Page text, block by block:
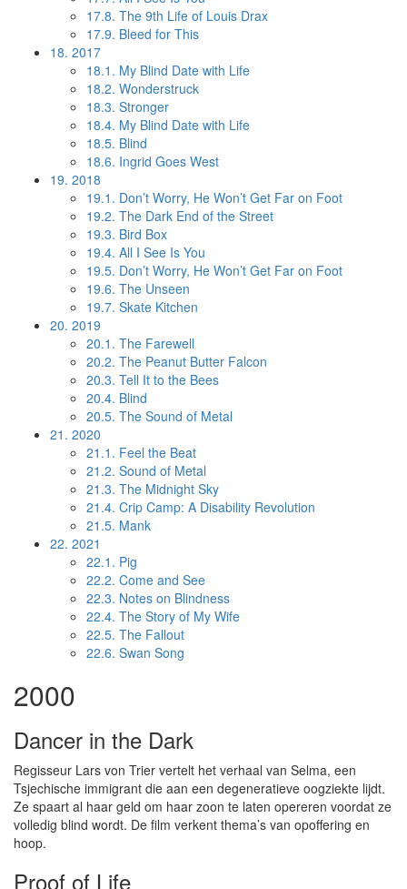
17.8. The 9th Life of Louis Drax
17.9. Bleed for This
18. 2017
18.1. My Blind Date with Life
18.2. Wonderstruck
18.3. Stronger
18.4. My Blind Date with Life
18.5. Blind
18.6. Ingrid Goes West
19. 2018
19.1. Don’t Worry, He Won’t Get Far on Foot
19.2. The Dark End of the Street
19.3. Bird Box
19.4. All I See Is You
19.5. Don’t Worry, He Won’t Get Far on Foot
19.6. The Unseen
19.7. Skate Kitchen
20. 2019
20.1. The Farewell
20.2. The Peanut Butter Falcon
20.3. Tell It to the Bees
20.4. Blind
20.5. The Sound of Metal
21. 2020
21.1. Feel the Beat
21.2. Sound of Metal
21.3. The Midnight Sky
21.4. Crip Camp: A Disability Revolution
21.5. Mank
22. 2021
22.1. Pig
22.2. Come and See
22.3. Notes on Blindness
22.4. The Story of My Wife
22.5. The Fallout
22.6. Swan Song
2000
Dancer in the Dark
Regisseur Lars von Trier vertelt het verhaal van Selma, een
Tsjechische immigrant die aan een degeneratieve oogziekte lijdt.
Ze spaart al haar geld om haar zoon te laten opereren voordat ze
volledig blind wordt. De film verkent thema’s van opoffering en
hoop.
Proof of Life